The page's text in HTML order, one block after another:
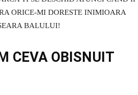
ORICE-MI DORESTE INIMIOARA
BALULUI!
CEVA OBISNUIT